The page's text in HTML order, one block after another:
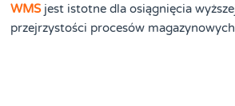
WMSjest istotne dla osiągnięcia
przejrzystości procesów